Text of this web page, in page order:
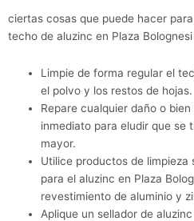
ciertas cosas que puede hacer
techo de aluzinc en Plaza
Limpie de forma regular el
el polvo y los restos de hojas.
Repare cualquier daño o
inmediato para eludir que se
mayor.
Utilice productos de limpieza
para el aluzinc en Plaza
revestimiento de aluminio y
Aplique un sellador de